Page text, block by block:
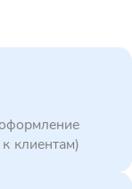
клиентам)